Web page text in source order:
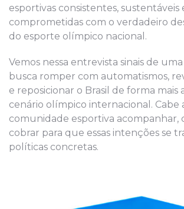
esportivas consistentes, sustentáveis
comprometidas com o verdadeiro
do esporte olímpico nacional.
Vemos nessa entrevista sinais de
busca romper com automatismos,
e reposicionar o Brasil de forma mais
cenário olímpico internacional. Cabe
comunidade esportiva acompanhar,
cobrar para que essas intenções se
políticas concretas.